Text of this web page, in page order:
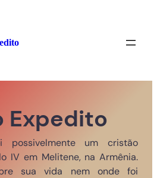
Expedito
possivelmente um cristão
IV em Melitene, na Armênia.
sua vida nem onde foi